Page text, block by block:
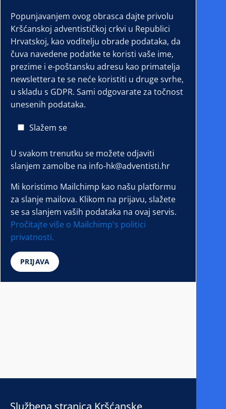
Popunjavanjem ovog obrasca dajte privolu
Kršćanskoj adventističkoj crkvi u Republici
Hrvatskoj, kao voditelju obrade podataka, da
čuva navedene podatke te koristi vaše ime,
prezime i e-poštansku adresu kao primatelja
newslettera te se neće koristiti u druge svrhe,
u skladu s GDPR. Sami odgovarate za točnost
unesenih podataka.
Slažem se
U svakom trenutku se možete odjaviti
slanjem zamolbe na info-hk@adventisti.hr
Mi koristimo Mailchimp kao našu platformu
za slanje mailova. Klikom na prijavu, slažete
se sa slanjem vaših podataka na ovaj servis.
Pročitajte više o Mailchimp's politici
privatnosti.